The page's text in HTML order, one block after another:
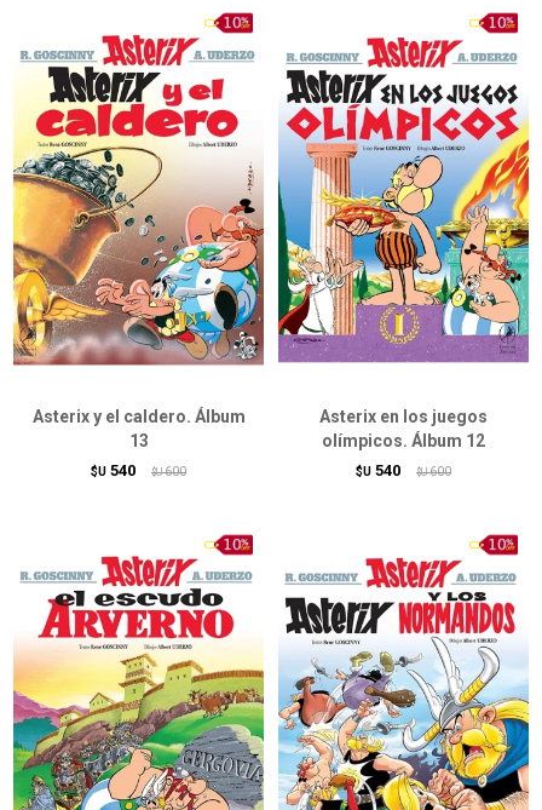
Asterix y el caldero. Álbum
13
$U 540 $U 600
Asterix en los juegos
olímpicos. Álbum 12
$U 540 $U 600